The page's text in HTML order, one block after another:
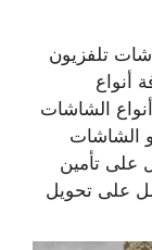
تلفزيون
أنواع
الشاشات
و الشاشات
على تأمين
على تحويل